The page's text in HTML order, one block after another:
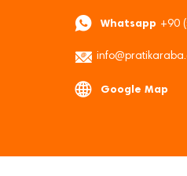
Whatsapp +90
Google Map